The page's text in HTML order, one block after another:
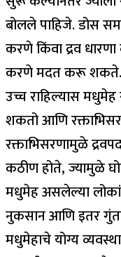
बोलले पाहिजे. डोस
करणे किंवा द्रव
करणे मदत करू शकते.
उच्च राहिल्यास मधुमेह
शकतो आणि
रक्ताभिसरणामुळे
कठीण होते, ज्यामुळे
मधुमेह असलेल्या
नुकसान आणि इतर
मधुमेहाचे योग्य